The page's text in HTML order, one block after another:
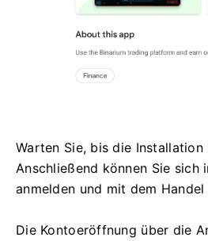
Warten Sie, bis die Installation
Anschließend können Sie sich
anmelden und mit dem Handel
Die Kontoeröffnung über die